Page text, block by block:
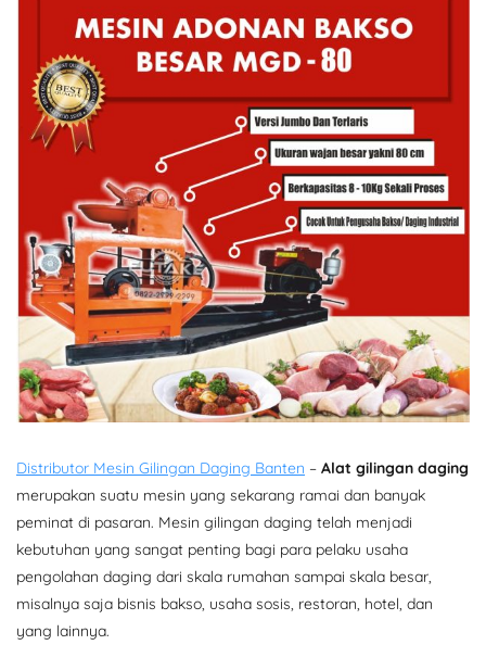
Distributor Mesin Gilingan Daging Banten – Alat gilingan daging
merupakan suatu mesin yang sekarang ramai dan banyak
peminat di pasaran. Mesin gilingan daging telah menjadi
kebutuhan yang sangat penting bagi para pelaku usaha
pengolahan daging dari skala rumahan sampai skala besar,
misalnya saja bisnis bakso, usaha sosis, restoran, hotel, dan
yang lainnya.